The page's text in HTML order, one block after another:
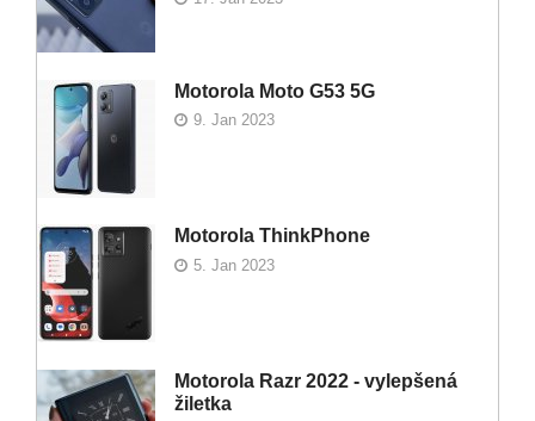
Motorola Moto G53 5G
9. Jan 2023
Motorola ThinkPhone
5. Jan 2023
Motorola Razr 2022 - vylepšená
žiletka